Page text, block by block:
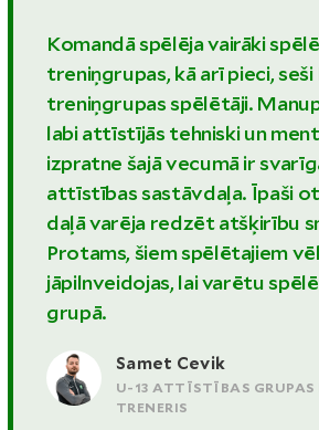
Komandā spēlēja vairāki
treniņgrupas, kā arī pieci, seši
treniņgrupas spēlētāji.
labi attīstījās tehniski un
izpratne šajā vecumā ir
attīstības sastāvdaļa. Īpaši
daļā varēja redzēt atšķirību
Protams, šiem spēlētajiem
jāpilnveidojas, lai varētu
grupā.
Samet Cevik
U-13 ATTĪSTĪBAS GRUPAS
TRENERIS